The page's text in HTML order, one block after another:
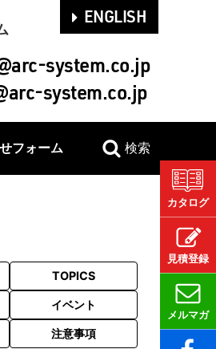
system.co.jp
system.co.jp
ENGLISH
フォーム 検索
カタログ
見積登録
メルマガ
TOPICS
イベント
注意事項